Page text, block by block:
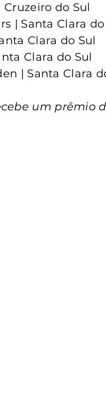
do Sul
| Santa Clara do
Clara do Sul
Clara do Sul
| Santa Clara
um prêmio